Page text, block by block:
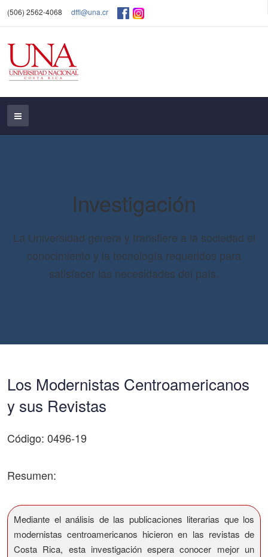
(506) 2562-4068 dffl@una.cr
Investigación
La Universidad genera y transfiere a la sociedad el
conocimiento y la tecnología requeridos para
satisfacer las necesidades del país.
Los Modernistas Centroamericanos
y sus Revistas
Código: 0496-19
Resumen:
Mediante el análisis de las publicaciones literarias que los
modernistas centroamericanos hicieron en las revistas de
Costa Rica, esta investigación espera conocer mejor un